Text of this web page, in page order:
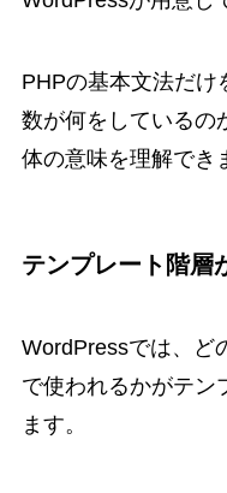
PHPの基本文法だけ
数が何をしているの
体の意味を理解でき
テンプレート階層
WordPressでは、ど
で使われるかがテン
ます。